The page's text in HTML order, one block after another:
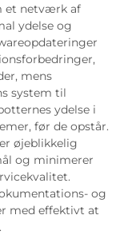
et netværk af
ydelse og
mens
system til
ydelse i
før de opstår.
øjeblikkelig
og minimerer
og
med effektivt at